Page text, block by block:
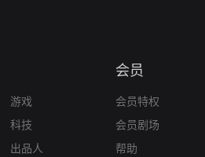
游戏
科技
出品人
会员
会员特权
会员剧场
帮助